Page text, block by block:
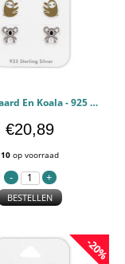
Egel, Luiaard En Koala - 925 sterling zilver Kinderen Sets PCJW49000
€20,89
10 op voorraad
BESTELLEN
-20%